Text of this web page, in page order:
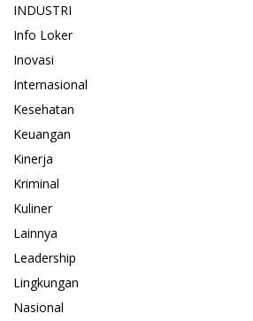
INDUSTRI
Info Loker
Inovasi
Internasional
Kesehatan
Keuangan
Kinerja
Kriminal
Kuliner
Lainnya
Leadership
Lingkungan
Nasional